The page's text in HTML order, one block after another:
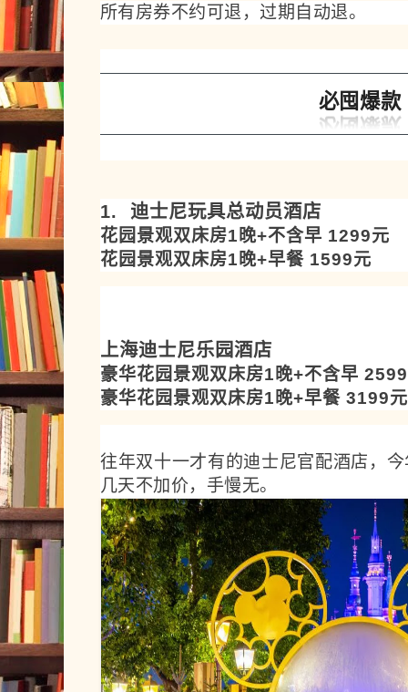
所有房券不约可退，过期自动退。
必囤爆款
1. 迪士尼玩具总动员酒店
花园景观双床房1晚+不含早 1299元
花园景观双床房1晚+早餐 1599元
上海迪士尼乐园酒店
豪华花园景观双床房1晚+不含早
豪华花园景观双床房1晚+早餐 3199元
往年双十一才有的迪士尼官配酒店，
几天不加价，手慢无。